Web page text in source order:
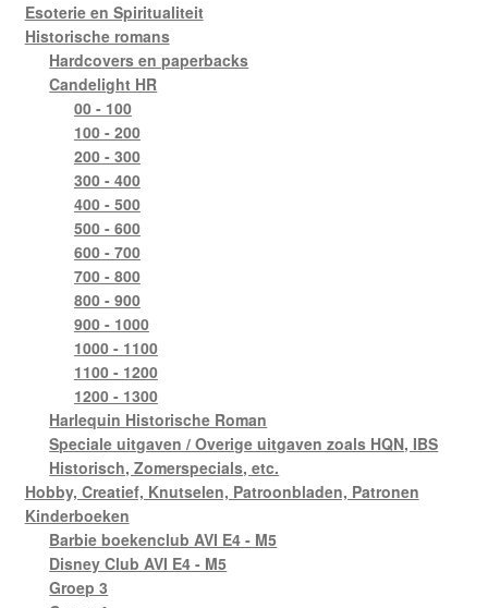
Esoterie en Spiritualiteit
Historische romans
Hardcovers en paperbacks
Candelight HR
00 - 100
100 - 200
200 - 300
300 - 400
400 - 500
500 - 600
600 - 700
700 - 800
800 - 900
900 - 1000
1000 - 1100
1100 - 1200
1200 - 1300
Harlequin Historische Roman
Speciale uitgaven / Overige uitgaven zoals HQN, IBS
Historisch, Zomerspecials, etc.
Hobby, Creatief, Knutselen, Patroonbladen, Patronen
Kinderboeken
Barbie boekenclub AVI E4 - M5
Disney Club AVI E4 - M5
Groep 3